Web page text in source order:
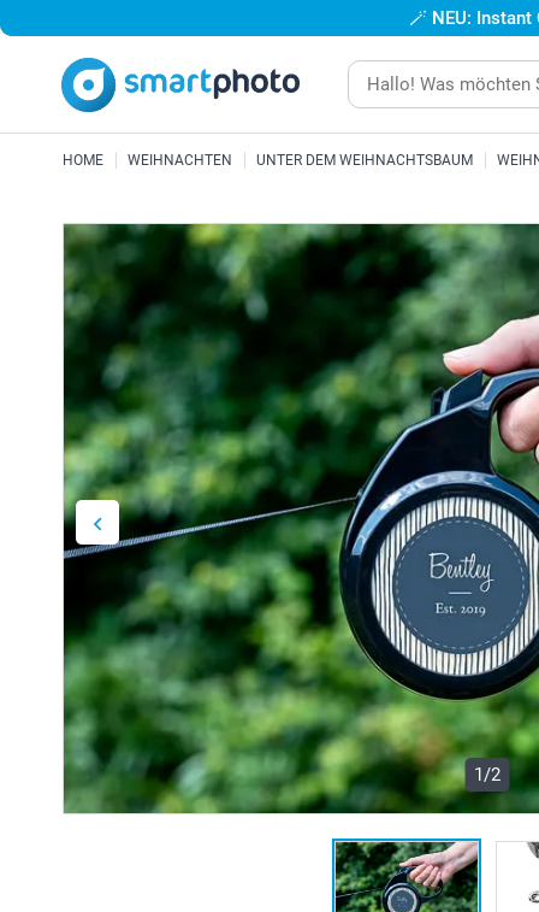
🪄 NEU:
HOME WEIHNACHTEN UNTER DEM WEIHNACHTSBAUM
1/2